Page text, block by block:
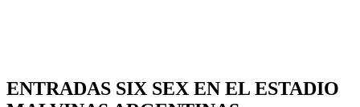
ENTRADAS SIX SEX EN EL ESTADIO